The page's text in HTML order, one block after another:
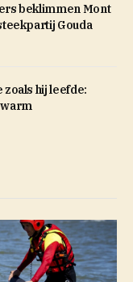
beklimmen Mont
Gouda
zoals hij leefde: